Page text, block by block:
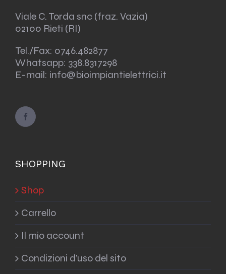
Viale C. Torda snc (fraz. Vazia)
02100 Rieti (RI)
Tel./Fax: 0746.482877
Whatsapp: 338.8317298
E-mail: info@bioimpiantielettrici.it
SHOPPING
Shop
Carrello
Il mio account
Condizioni d’uso del sito